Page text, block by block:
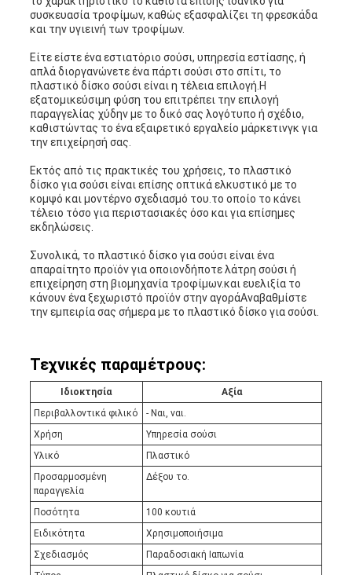
συσκευασία τροφίμων, καθώς εξασφαλίζει τη φρεσκάδα
και την υγιεινή των τροφίμων.
Είτε είστε ένα εστιατόριο σούσι, υπηρεσία εστίασης, ή
απλά διοργανώνετε ένα πάρτι σούσι στο σπίτι, το
πλαστικό δίσκο σούσι είναι η τέλεια επιλογή.Η
εξατομικεύσιμη φύση του επιτρέπει την επιλογή
παραγγελίας χύδην με το δικό σας λογότυπο ή σχέδιο,
καθιστώντας το ένα εξαιρετικό εργαλείο μάρκετινγκ για
την επιχείρησή σας.
Εκτός από τις πρακτικές του χρήσεις, το πλαστικό
δίσκο για σούσι είναι επίσης οπτικά ελκυστικό με το
κομψό και μοντέρνο σχεδιασμό του.το οποίο το κάνει
τέλειο τόσο για περιστασιακές όσο και για επίσημες
εκδηλώσεις.
Συνολικά, το πλαστικό δίσκο για σούσι είναι ένα
απαραίτητο προϊόν για οποιονδήποτε λάτρη σούσι ή
επιχείρηση στη βιομηχανία τροφίμων.και ευελιξία το
κάνουν ένα ξεχωριστό προϊόν στην αγοράΑναβαθμίστε
την εμπειρία σας σήμερα με το πλαστικό δίσκο για σούσι.
Τεχνικές παραμέτρους:
Ιδιοκτησία
Αξία
Περιβαλλοντικά φιλικό
- Ναι, ναι.
Χρήση
Υπηρεσία σούσι
Υλικό
Πλαστικό
Προσαρμοσμένη
παραγγελία
Δέξου το.
Ποσότητα
100 κουτιά
Ειδικότητα
Χρησιμοποιήσιμα
Σχεδιασμός
Παραδοσιακή Ιαπωνία